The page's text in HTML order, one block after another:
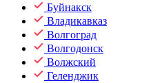
Буйнакск
Владикавказ
Волгоград
Волгодонск
Волжский
Геленджик